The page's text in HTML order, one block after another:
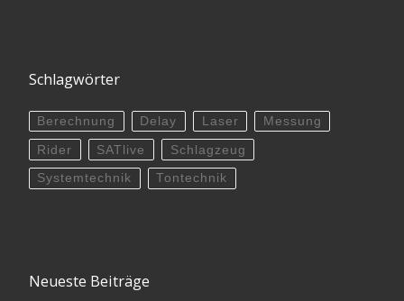
Schlagwörter
Berechnung Delay Laser Messung
Rider SATlive Schlagzeug
Systemtechnik Tontechnik
Neueste Beiträge